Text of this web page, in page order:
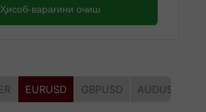
Ҳисоб-варағини очиш